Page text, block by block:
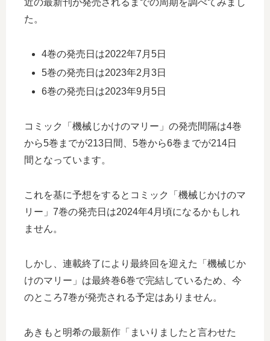
た。
4巻の発売日は2022年7月5日
5巻の発売日は2023年2月3日
6巻の発売日は2023年9月5日
コミック「機械じかけのマリー」の発売間隔は4巻
から5巻までが213日間、5巻から6巻までが214日
間となっています。
これを基に予想をするとコミック「機械じかけのマ
リー」7巻の発売日は2024年4月頃になるかもしれ
ません。
しかし、連載終了により最終回を迎えた「機械じか
けのマリー」は最終巻6巻で完結しているため、今
のところ7巻が発売される予定はありません。
あきもと明希の最新作「まいりましたと言わせた